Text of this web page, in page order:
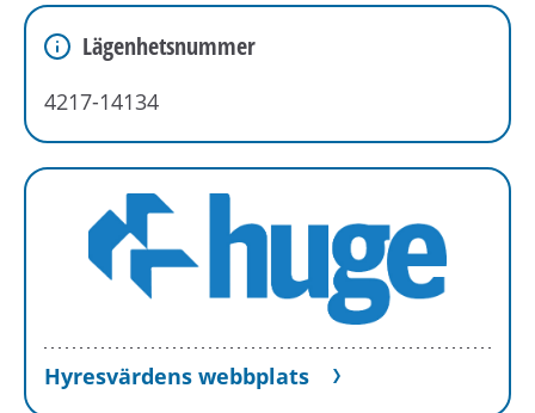
Lägenhetsnummer
4217-14134
Hyresvärdens webbplats